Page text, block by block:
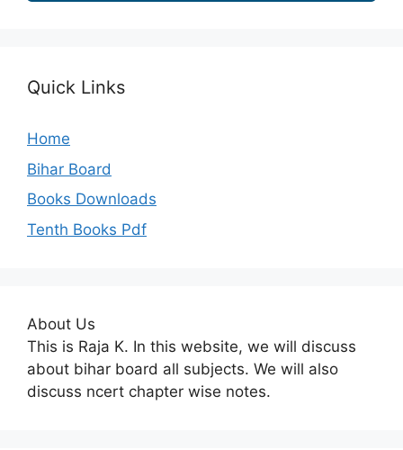
Quick Links
Home
Bihar Board
Books Downloads
Tenth Books Pdf
About Us
This is Raja K. In this website, we will discuss
about bihar board all subjects. We will also
discuss ncert chapter wise notes.